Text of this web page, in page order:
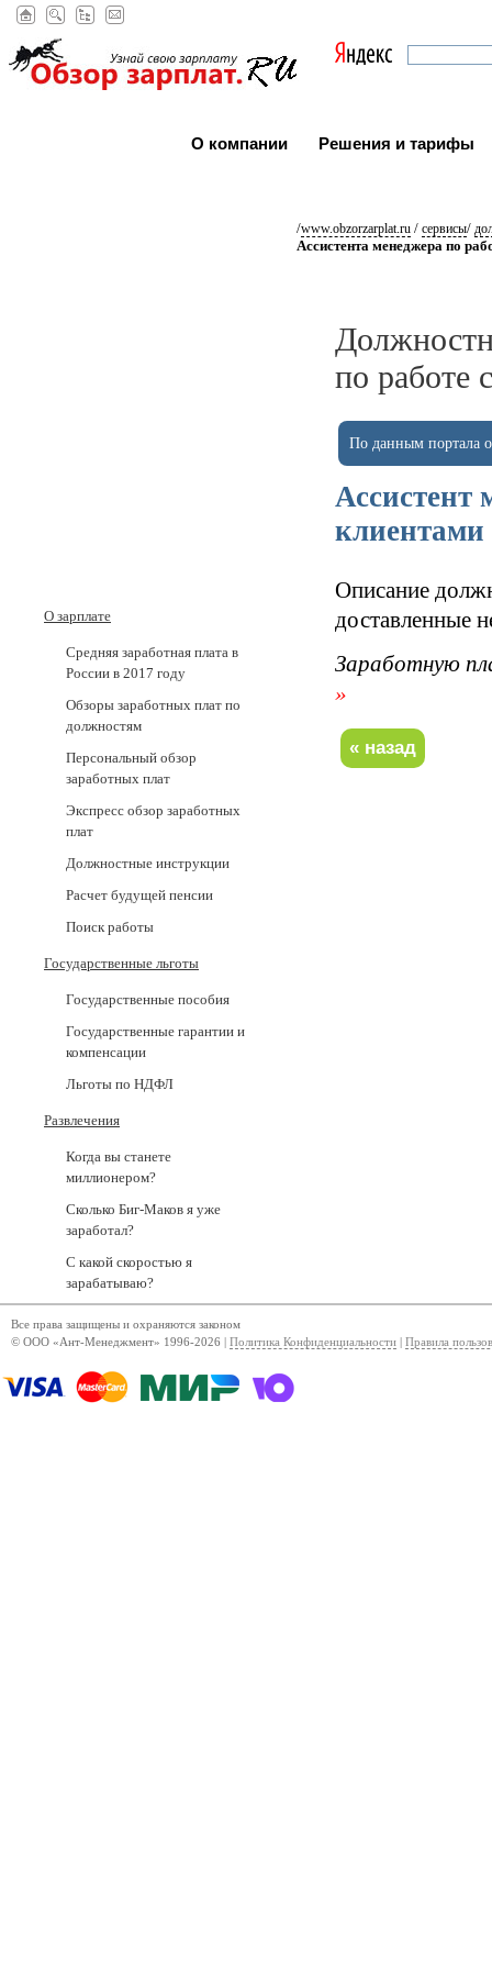
О компании Решения и тарифы
/www.obzorzarplat.ru / сервисы/
Ассистента менеджера по
О зарплате
Средняя заработная плата в
России в 2017 годy
Обзоры заработных плат по
должностям
Персональный обзор
заработных плат
Экспресс обзор заработных
плат
Должностные инструкции
Расчет будущей пенсии
Поиск работы
Государственные льготы
Государственные пособия
Государственные гарантии и
компенсации
Льготы по НДФЛ
Развлечения
Когда вы станете
миллионером?
Сколько Биг-Маков я уже
заработал?
С какой скоростью я
зарабатываю?
по работе
По данным портала
Ассистент
клиентами
Описание
доставленные
Заработную
»
Все права защищены и охраняются законом
© ООО «Ант-Менеджмент» 1996-2026 | Политика Конфиденциальности Правила